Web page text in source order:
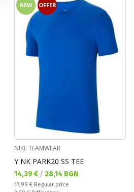
NEW OFFER
NIKE TEAMWEAR
Y NK PARK20 SS TEE
Текуща цена:
14,39 € / 28,14 BGN
Regular price:
17,99 € Regular price